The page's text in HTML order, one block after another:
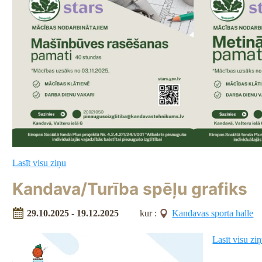
Lasīt visu ziņu
Kandava/Turība spēļu grafiks
29.10.2025 - 19.12.2025 kur : Kandavas sporta halle
Lasīt visu